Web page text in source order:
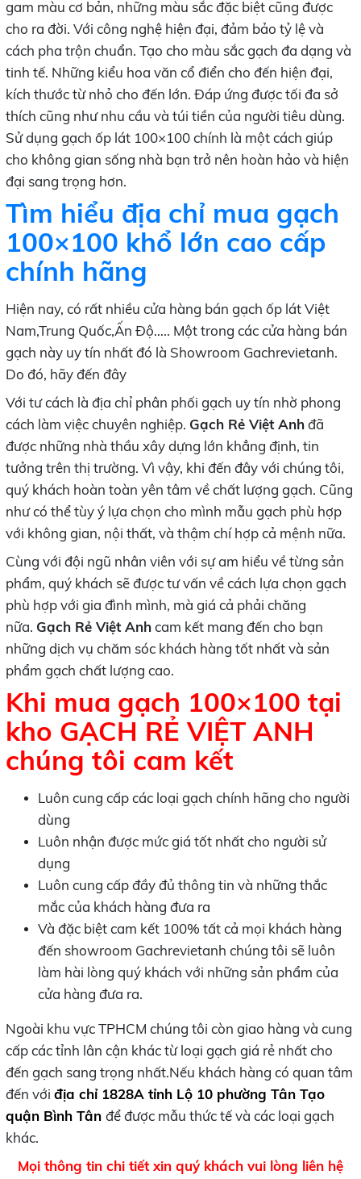
gam màu cơ bản, những màu sắc đặc biệt cũng được
cho ra đời. Với công nghệ hiện đại, đảm bảo tỷ lệ và
cách pha trộn chuẩn. Tạo cho màu sắc gạch đa dạng và
tinh tế. Những kiểu hoa văn cổ điển cho đến hiện đại,
kích thước từ nhỏ cho đến lớn. Đáp ứng được tối đa sở
thích cũng như nhu cầu và túi tiền của người tiêu dùng.
Sử dụng gạch ốp lát 100×100 chính là một cách giúp
cho không gian sống nhà bạn trở nên hoàn hảo và hiện
đại sang trọng hơn.
Tìm hiểu địa chỉ mua gạch
100×100 khổ lớn cao cấp
chính hãng
Hiện nay, có rất nhiều cửa hàng bán gạch ốp lát Việt
Nam,Trung Quốc,Ấn Độ….. Một trong các cửa hàng bán
gạch này uy tín nhất đó là Showroom Gachrevietanh.
Do đó, hãy đến đây
Với tư cách là địa chỉ phân phối gạch uy tín nhờ phong
cách làm việc chuyên nghiệp. Gạch Rẻ Việt Anhđã
được những nhà thầu xây dựng lớn khẳng định, tin
tưởng trên thị trường. Vì vậy, khi đến đây với chúng tôi,
quý khách hoàn toàn yên tâm về chất lượng gạch. Cũng
như có thể tùy ý lựa chọn cho mình mẫu gạch phù hợp
với không gian, nội thất, và thậm chí hợp cả mệnh nữa.
Cùng với đội ngũ nhân viên với sự am hiểu về từng sản
phẩm, quý khách sẽ được tư vấn về cách lựa chọn gạch
phù hợp với gia đình mình, mà giá cả phải chăng
nữa. Gạch Rẻ Việt Anhcam kết mang đến cho bạn
những dịch vụ chăm sóc khách hàng tốt nhất và sản
phẩm gạch chất lượng cao.
Khi mua gạch 100×100 tại
kho GẠCH RẺ VIỆT ANH
chúng tôi cam kết
Luôn cung cấp các loại gạch chính hãng cho người
dùng
Luôn nhận được mức giá tốt nhất cho người sử
dụng
Luôn cung cấp đầy đủ thông tin và những thắc
mắc của khách hàng đưa ra
Và đặc biệt cam kết 100% tất cả mọi khách hàng
đến showroom Gachrevietanh chúng tôi sẽ luôn
làm hài lòng quý khách với những sản phẩm của
cửa hàng đưa ra.
Ngoài khu vực TPHCM chúng tôi còn giao hàng và cung
cấp các tỉnh lân cận khác từ loại gạch giá rẻ nhất cho
đến gạch sang trọng nhất.Nếu khách hàng có quan tâm
đến với địa chỉ 1828A tỉnh Lộ 10 phường Tân Tạo
quận Bình Tân để được mẫu thức tế và các loại gạch
khác.
Mọi thông tin chi tiết xin quý khách vui lòng liên hệ